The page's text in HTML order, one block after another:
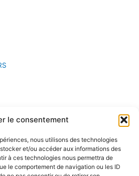
le consentement
nous utilisons des technologies
et/ou accéder aux informations des
à ces technologies nous permettra de
le comportement de navigation ou les ID